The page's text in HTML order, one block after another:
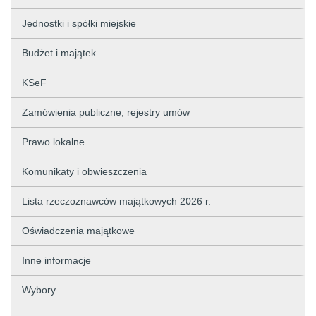
Jednostki i spółki miejskie
Budżet i majątek
KSeF
Zamówienia publiczne, rejestry umów
Prawo lokalne
Komunikaty i obwieszczenia
Lista rzeczoznawców majątkowych 2026 r.
Oświadczenia majątkowe
Inne informacje
Wybory